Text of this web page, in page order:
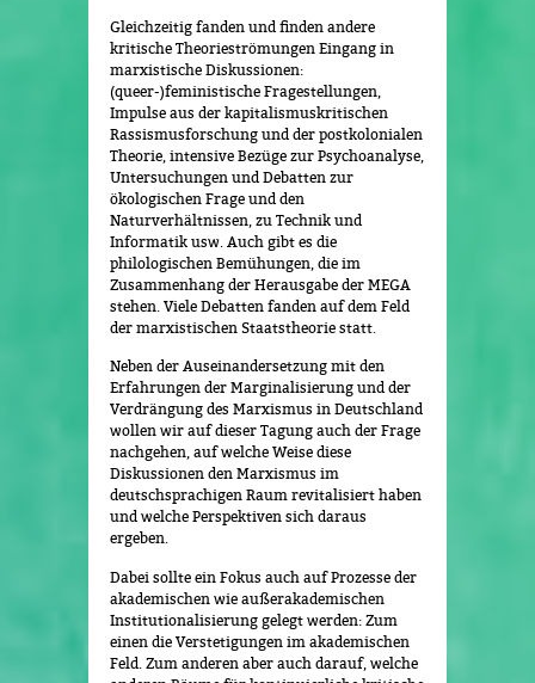
Gleichzeitig fanden und finden andere
kritische Theorieströmungen Eingang in
marxistische Diskussionen:
(queer-)feministische Fragestellungen,
Impulse aus der kapitalismuskritischen
Rassismusforschung und der postkolonialen
Theorie, intensive Bezüge zur Psychoanalyse,
Untersuchungen und Debatten zur
ökologischen Frage und den
Naturverhältnissen, zu Technik und
Informatik usw. Auch gibt es die
philologischen Bemühungen, die im
Zusammenhang der Herausgabe der MEGA
stehen. Viele Debatten fanden auf dem Feld
der marxistischen Staatstheorie statt.
Neben der Auseinandersetzung mit den
Erfahrungen der Marginalisierung und der
Verdrängung des Marxismus in Deutschland
wollen wir auf dieser Tagung auch der Frage
nachgehen, auf welche Weise diese
Diskussionen den Marxismus im
deutschsprachigen Raum revitalisiert haben
und welche Perspektiven sich daraus
ergeben.
Dabei sollte ein Fokus auch auf Prozesse der
akademischen wie außerakademischen
Institutionalisierung gelegt werden: Zum
einen die Verstetigungen im akademischen
Feld. Zum anderen aber auch darauf, welche